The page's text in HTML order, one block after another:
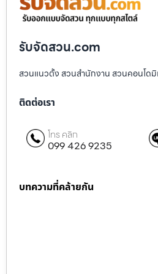
รับจัดสวน.com
สวนแนวตั้ง สวนสำนักงาน สวนคอนโด
ติดต่อเรา
โทร คลิก
099 426 9235
บทความที่คล้ายกัน